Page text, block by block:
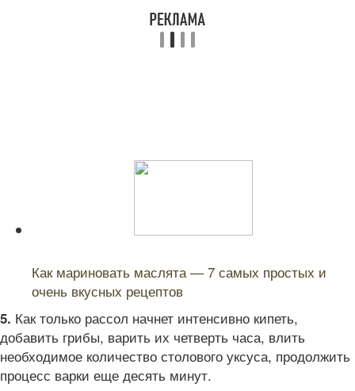
Как мариновать маслята — 7 самых простых и
очень вкусных рецептов
5. Как только рассол начнет интенсивно кипеть,
добавить грибы, варить их четверть часа, влить
необходимое количество столового уксуса, продолжить
процесс варки еще десять минут.